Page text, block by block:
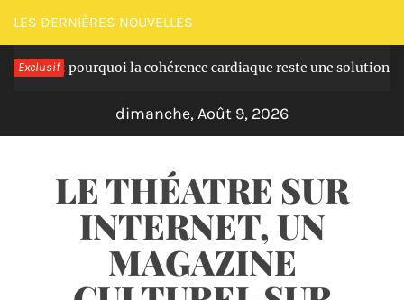
Passer
au
contenu
LES DERNIÈRES NOUVELLES
Exclusif
pourquoi la cohérence cardiaque reste une solution simple à
dimanche, Août 9, 2026
LE THÉATRE SUR
INTERNET, UN
MAGAZINE